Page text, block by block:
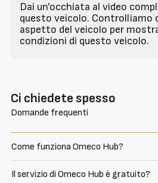
Dai un'occhiata al video
questo veicolo. Controlliamo
aspetto del veicolo per
condizioni di questo veicolo.
Ci chiedete spesso
Domande frequenti
Come funziona Omeco Hub?
Il servizio di Omeco Hub è gratuito?